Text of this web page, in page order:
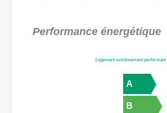
Performance énergétique
Logement extrêmement performant
A
B